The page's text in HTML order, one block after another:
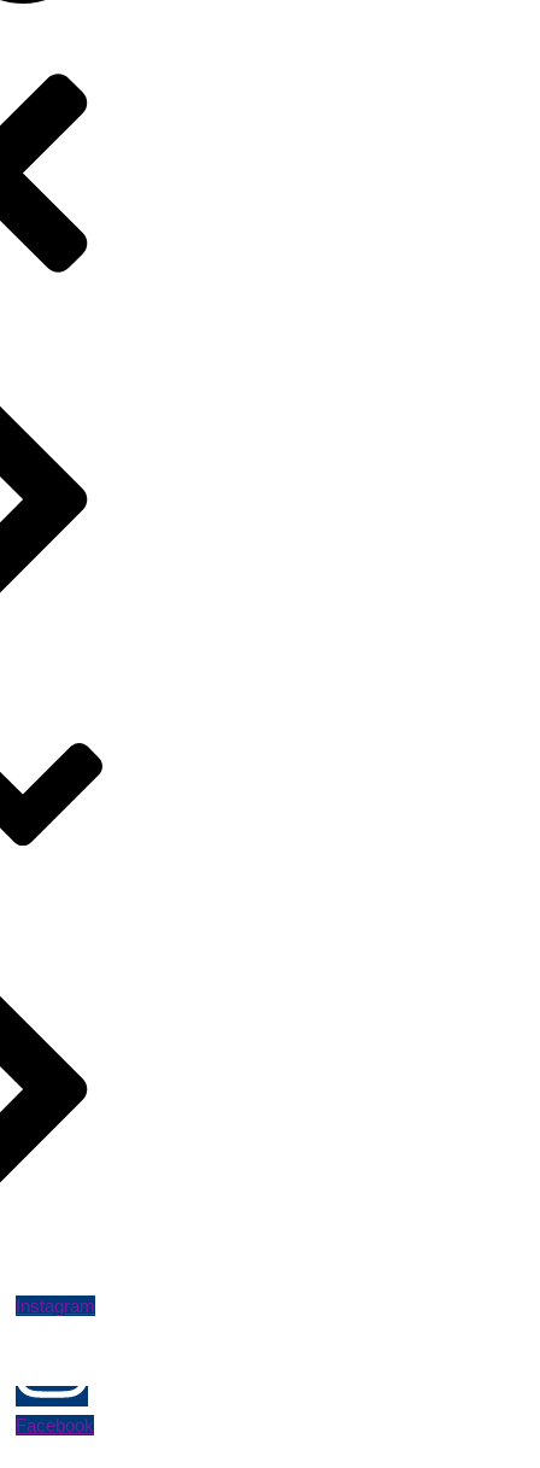
Instagram
Facebook